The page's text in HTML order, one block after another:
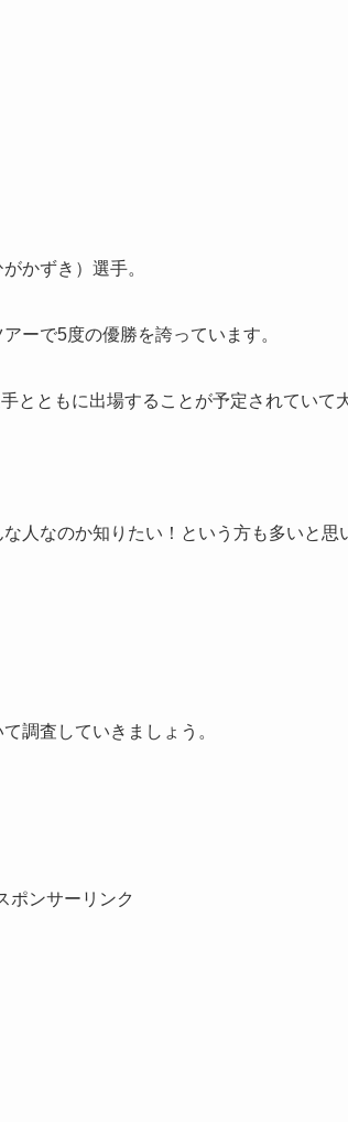
かずき）選手。
ーで5度の優勝を誇っています。
とともに出場することが予定されていて
人なのか知りたい！という方も多いと思
調査していきましょう。
ポンサーリンク